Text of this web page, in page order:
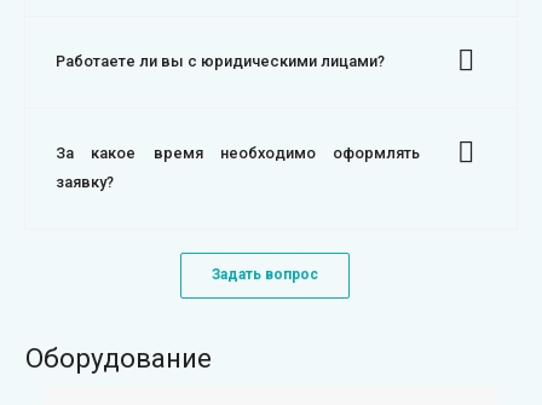
Работаете ли вы с юридическими лицами?
За какое время необходимо оформлять
заявку?
Задать вопрос
Оборудование